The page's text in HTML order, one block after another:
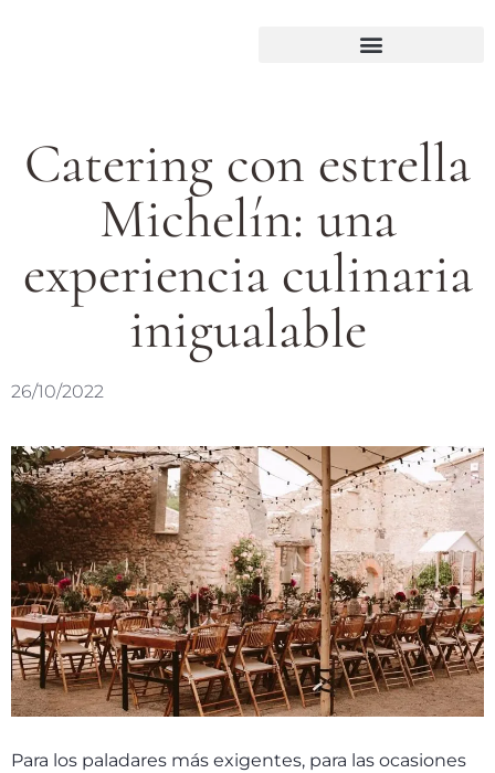
Catering con estrella
Michelín: una
experiencia culinaria
inigualable
26/10/2022
Para los paladares más exigentes, para las ocasiones